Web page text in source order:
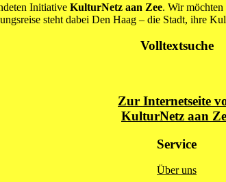
Initiative KulturNetz aan Zee. Wir
steht dabei Den Haag – die Stadt, ihre
Volltextsuche
Zur Internetseite
KulturNetz aan
Service
Über uns